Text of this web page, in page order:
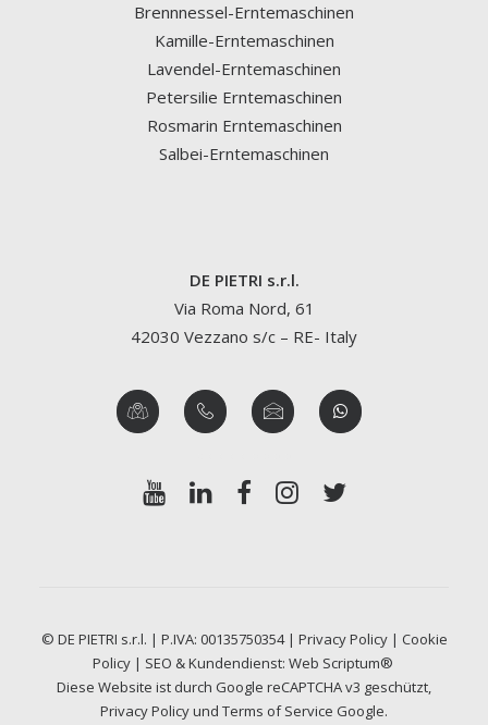
Brennnessel-Erntemaschinen
Kamille-Erntemaschinen
Lavendel-Erntemaschinen
Petersilie Erntemaschinen
Rosmarin Erntemaschinen
Salbei-Erntemaschinen
DE PIETRI s.r.l.
Via Roma Nord, 61
42030 Vezzano s/c – RE- Italy
© DE PIETRI s.r.l. | P.IVA: 00135750354 | Privacy Policy| Cookie
Policy| SEO & Kundendienst: Web Scriptum®
Diese Website ist durch Google reCAPTCHA v3 geschützt,
Privacy Policyund Terms of Service Google.